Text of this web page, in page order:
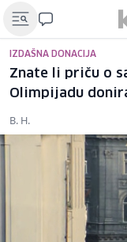
IZDAŠNA DONACIJA
Znate li priču o
Olimpijadu
B. H.